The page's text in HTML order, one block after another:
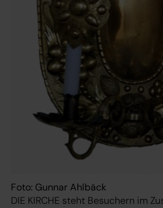
Foto: Gunnar Ahlbäck
DIE KIRCHE steht Besuchern im